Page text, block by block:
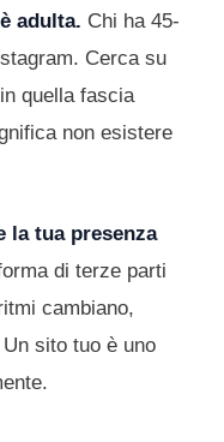
adulta. Chi ha 45-
Cerca su
quella fascia
non esistere
la tua presenza
di terze parti
cambiano,
sito tuo è uno